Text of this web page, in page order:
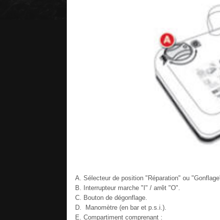
Sélecteur de position "Réparation" ou
Interrupteur marche "I" / arrêt "O".
Bouton de dégonflage.
Manomètre (en bar et p.s.i.).
Compartiment comprenant :